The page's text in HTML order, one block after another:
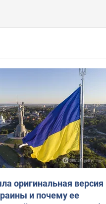
оригинальная версия
и почему ее